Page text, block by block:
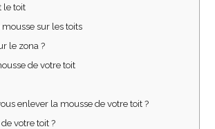
le toit
sur les toits
le zona ?
de votre toit
enlever la mousse de votre toit ?
votre toit ?